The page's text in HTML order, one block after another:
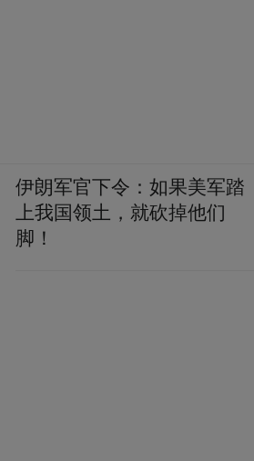
伊朗军官下令：如果美军踏
上我国领土，就砍掉他们
脚！